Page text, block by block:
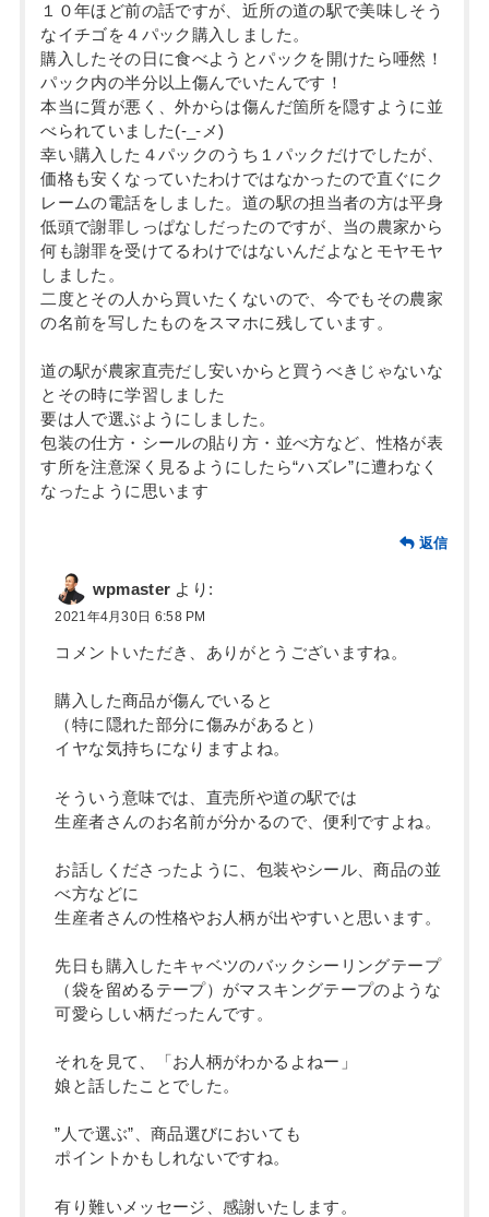
１０年ほど前の話ですが、近所の道の駅で美味しそう
なイチゴを４パック購入しました。
購入したその日に食べようとパックを開けたら唖然！
パック内の半分以上傷んでいたんです！
本当に質が悪く、外からは傷んだ箇所を隠すように並
べられていました(-_-メ)
幸い購入した４パックのうち１パックだけでしたが、
価格も安くなっていたわけではなかったので直ぐにク
レームの電話をしました。道の駅の担当者の方は平身
低頭で謝罪しっぱなしだったのですが、当の農家から
何も謝罪を受けてるわけではないんだよなとモヤモヤ
しました。
二度とその人から買いたくないので、今でもその農家
の名前を写したものをスマホに残しています。
道の駅が農家直売だし安いからと買うべきじゃないな
とその時に学習しました
要は人で選ぶようにしました。
包装の仕方・シールの貼り方・並べ方など、性格が表
す所を注意深く見るようにしたら“ハズレ”に遭わなく
なったように思います
返信
wpmaster より:
2021年4月30日 6:58 PM
コメントいただき、ありがとうございますね。
購入した商品が傷んでいると
（特に隠れた部分に傷みがあると）
イヤな気持ちになりますよね。
そういう意味では、直売所や道の駅では
生産者さんのお名前が分かるので、便利ですよね。
お話しくださったように、包装やシール、商品の並
べ方などに
生産者さんの性格やお人柄が出やすいと思います。
先日も購入したキャベツのバックシーリングテープ
（袋を留めるテープ）がマスキングテープのような
可愛らしい柄だったんです。
それを見て、「お人柄がわかるよねー」
娘と話したことでした。
”人で選ぶ”、商品選びにおいても
ポイントかもしれないですね。
有り難いメッセージ、感謝いたします。